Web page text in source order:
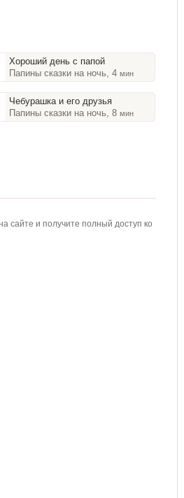
Хороший день с папой
Папины сказки на ночь, 4мин
Чебурашка и его друзья
Папины сказки на ночь, 8мин
сайте и получите полный доступ ко